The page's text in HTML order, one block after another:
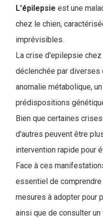
L'épilepsie est une
chez le chien,
imprévisibles.
La crise d'epilepsie
déclenchée par diverses
anomalie métabolique,
prédispositions
Bien que certaines
d'autres peuvent être
intervention rapide pour
Face à ces
essentiel de
mesures à adopter pour
ainsi que de consulter